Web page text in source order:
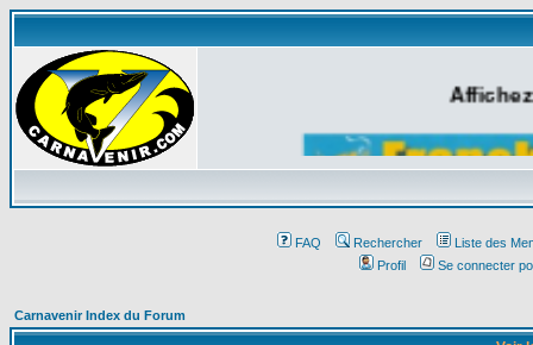
FAQ Rechercher
Liste des
Profil
Se connecter
Carnavenir Index du Forum